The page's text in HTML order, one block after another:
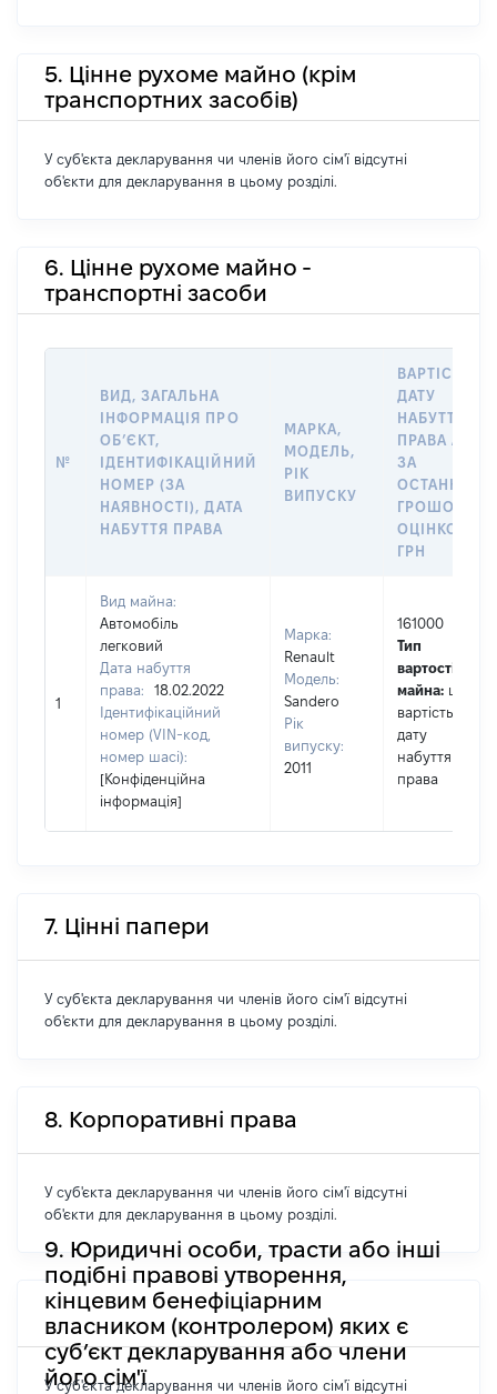
5. Цінне рухоме майно (крім
транспортних засобів)
У суб'єкта декларування чи членів його сім'ї відсутні
об'єкти для декларування в цьому розділі.
6. Цінне рухоме майно -
транспортні засоби
№
ВИД, ЗАГАЛЬНА
ІНФОРМАЦІЯ ПРО
ОБʼЄКТ,
ІДЕНТИФІКАЦІЙНИЙ
НОМЕР (ЗА
НАЯВНОСТІ), ДАТА
НАБУТТЯ ПРАВА
МАРКА,
МОДЕЛЬ,
РІК
ВИПУСКУ
ВАРТІСТЬ НА
ДАТУ
НАБУТТЯ
ПРАВА АБО
ЗА
ГРОШОВОЮ
ОЦІНКОЮ,
ГРН
1
Вид майна:
Автомобіль
легковий
Дата набуття
права:
18.02.2022
Ідентифікаційний
номер (VIN-код,
номер шасі):
[Конфіденційна
інформація]
Марка:
Renault
Модель:
Sandero
Рік
випуску:
2011
161000
Тип
вартості
майна: це
вартість на
дату
набуття
права
7. Цінні папери
У суб'єкта декларування чи членів його сім'ї відсутні
об'єкти для декларування в цьому розділі.
8. Корпоративні права
У суб'єкта декларування чи членів його сім'ї відсутні
об'єкти для декларування в цьому розділі.
9. Юридичні особи, трасти або інші
подібні правові утворення,
кінцевим бенефіціарним
власником (контролером) яких є
суб’єкт декларування або члени
його сім'ї
У суб'єкта декларування чи членів його сім'ї відсутні